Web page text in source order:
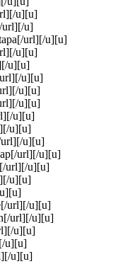
u][u]
url][/u]
url][/u][u]
u][u]
u][u]
u][u]
u][u]
u][u]
u][u]
u][u]
u][u]
url][/u][u]
url][/u][u]
u][u]
url][/u][u]
url][/u][u]
u][u]
u][u]
u][u]